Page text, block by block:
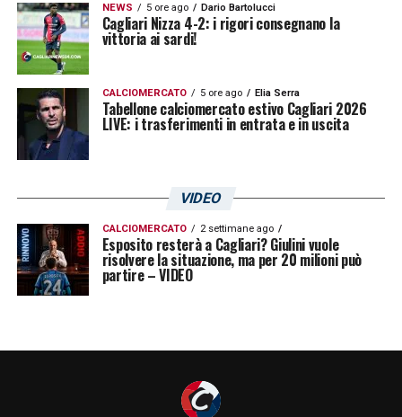
NEWS 5 ore ago Dario Bartolucci
Cagliari Nizza 4-2: i rigori consegnano la
vittoria ai sardi!
CALCIOMERCATO 5 ore ago Elia Serra
Tabellone calciomercato estivo Cagliari 2026
LIVE: i trasferimenti in entrata e in uscita
VIDEO
CALCIOMERCATO 2 settimane ago
Esposito resterà a Cagliari? Giulini vuole
risolvere la situazione, ma per 20 milioni può
partire – VIDEO